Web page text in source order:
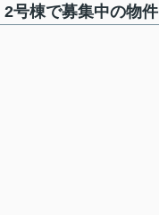
棟で募集中の物件